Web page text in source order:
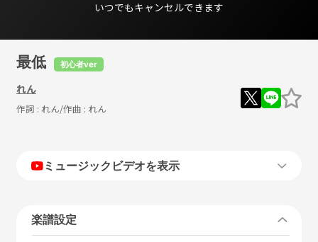
いつでもキャンセルできます
最低 初心者ver
れん
作詞 : れん/作曲 : れん
ミュージックビデオを表示
楽譜設定